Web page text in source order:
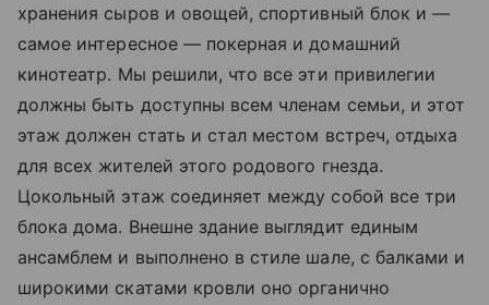
хранения сыров и овощей, спортивный блок и —
самое интересное — покерная и домашний
кинотеатр. Мы решили, что все эти привилегии
должны быть доступны всем членам семьи, и этот
этаж должен стать и стал местом встреч, отдыха
для всех жителей этого родового гнезда.
Цокольный этаж соединяет между собой все три
блока дома. Внешне здание выглядит единым
ансамблем и выполнено в стиле шале, с балками и
широкими скатами кровли оно органично